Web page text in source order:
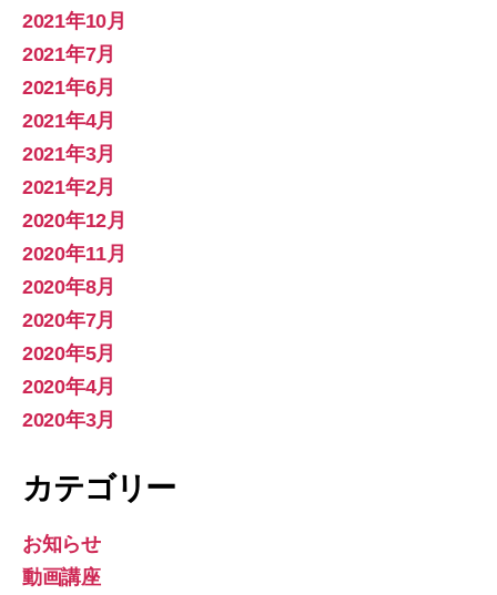
2021年10月
2021年7月
2021年6月
2021年4月
2021年3月
2021年2月
2020年12月
2020年11月
2020年8月
2020年7月
2020年5月
2020年4月
2020年3月
カテゴリー
お知らせ
動画講座